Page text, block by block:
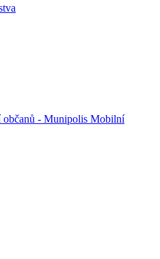
občanů - Munipolis Mobilní